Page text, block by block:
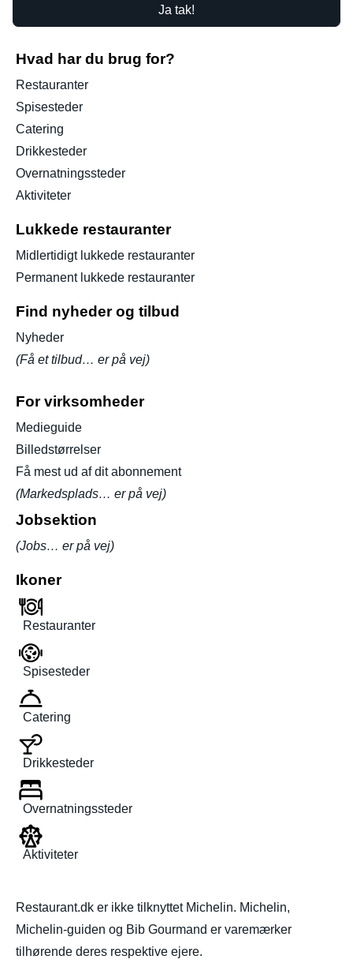
Ja tak!
Hvad har du brug for?
Restauranter
Spisesteder
Catering
Drikkesteder
Overnatningssteder
Aktiviteter
Lukkede restauranter
Midlertidigt lukkede restauranter
Permanent lukkede restauranter
Find nyheder og tilbud
Nyheder
(Få et tilbud… er på vej)
For virksomheder
Medieguide
Billedstørrelser
Få mest ud af dit abonnement
(Markedsplads… er på vej)
Jobsektion
(Jobs… er på vej)
Ikoner
Restauranter
Spisesteder
Catering
Drikkesteder
Overnatningssteder
Aktiviteter
Restaurant.dk er ikke tilknyttet Michelin. Michelin,
Michelin-guiden og Bib Gourmand er varemærker
tilhørende deres respektive ejere.